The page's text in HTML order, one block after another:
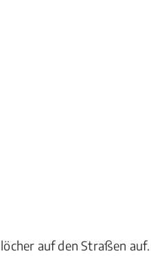
auf den Straßen